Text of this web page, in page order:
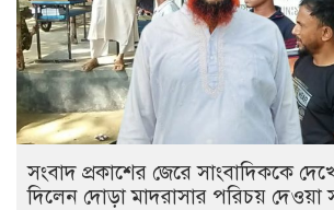
সংবাদ প্রকাশের জেরে সাংবাদিককে
দিলেন দোড়া মাদরাসার পরিচয় দেওয়া